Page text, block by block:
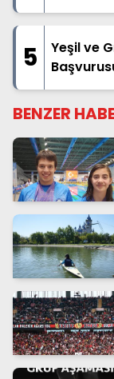
5
Yeşil ve
Dönüşüm
BENZER